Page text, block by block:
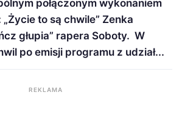
połączonym wykonaniem
to są chwile” Zenka
głupia” rapera Soboty. W
po emisji programu z udział...
REKLAMA